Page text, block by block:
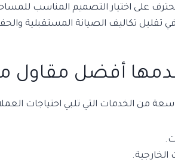
على اختيار التصميم المناسب
تقليل تكاليف الصيانة المستقبلية
أفضل مقاول
من الخدمات التي تلبي احتياجات